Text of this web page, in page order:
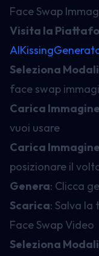
Face Swap
Visita la
Seleziona
face swap
Carica
vuoi usare
Carica
posizionare il
Genera: Clicca
Scarica: Salva la
Face Swap Video
Seleziona